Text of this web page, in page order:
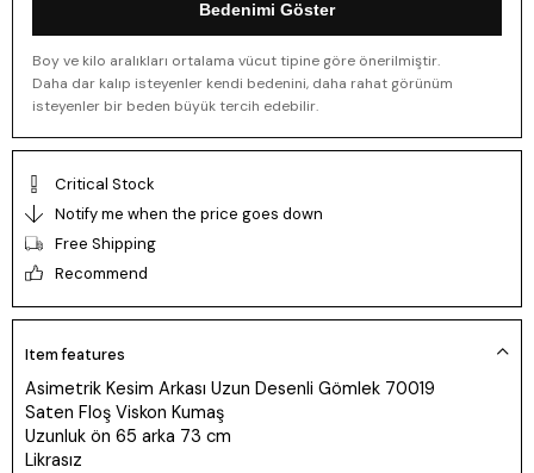
Bedenimi Göster
Boy ve kilo aralıkları ortalama vücut tipine göre önerilmiştir.
Daha dar kalıp isteyenler kendi bedenini, daha rahat görünüm
isteyenler bir beden büyük tercih edebilir.
Critical Stock
Notify me when the price goes down
Free Shipping
Recommend
Item features
Asimetrik Kesim Arkası Uzun Desenli Gömlek 70019
Saten Floş Viskon Kumaş
Uzunluk ön 65 arka 73 cm
Likrasız